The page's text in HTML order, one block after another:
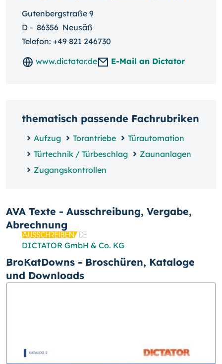
Gutenbergstraße 9
D - 86356 Neusäß
Telefon: +49 821 246730
www.dictator.de
E-Mail an Dictator
thematisch passende Fachrubriken
Aufzug Torantriebe
Türautomation
Türtechnik / Türbeschlag
Zaunanlagen
Zugangskontrollen
AVA Texte - Ausschreibung, Vergabe,
Abrechnung
DICTATOR GmbH & Co. KG
BroKatDowns - Broschüren, Kataloge
und Downloads